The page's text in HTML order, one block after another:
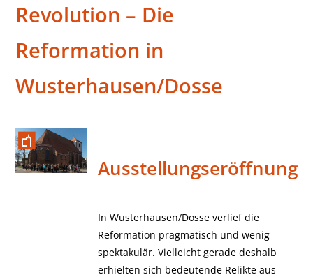
Revolution – Die
Reformation in
Wusterhausen/Dosse
Ausstellungseröffnung
In Wusterhausen/Dosse verlief die
Reformation pragmatisch und wenig
spektakulär. Vielleicht gerade deshalb
erhielten sich bedeutende Relikte aus